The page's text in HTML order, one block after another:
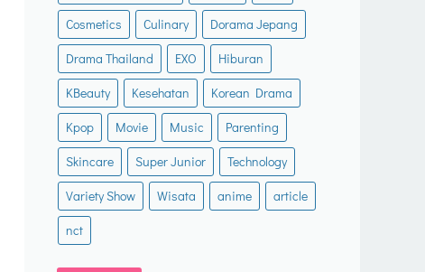
Cosmetics
Culinary
Dorama Jepang
Drama Thailand
EXO
Hiburan
KBeauty
Kesehatan
Korean Drama
Kpop
Movie Music
Parenting
Skincare
Super Junior
Technology
Variety Show
Wisata anime
article
nct